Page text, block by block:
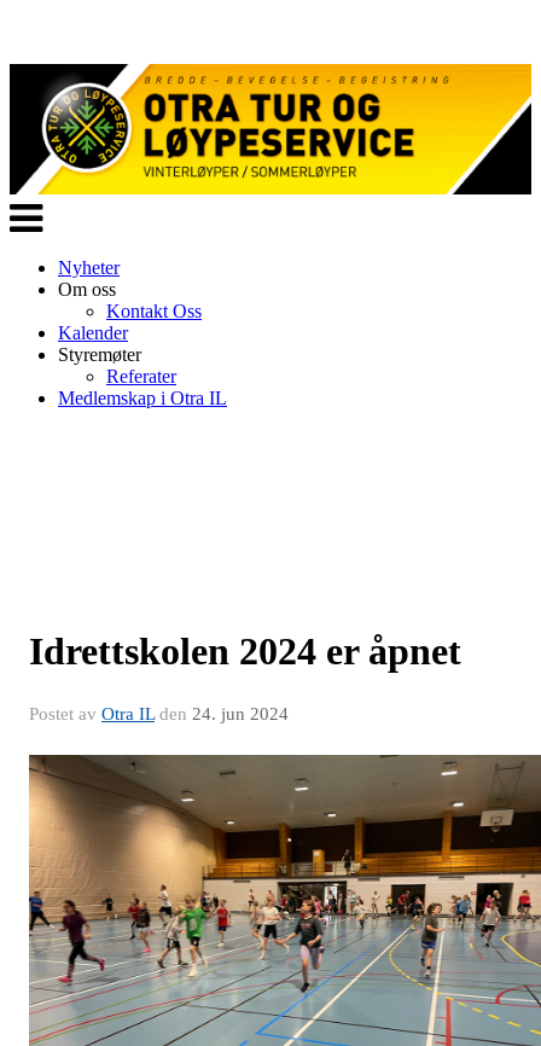
Veksle
navigasjon
Nyheter
Om oss
Kontakt Oss
Kalender
Styremøter
Referater
Medlemskap i Otra IL
Idrettskolen 2024 er åpnet
Postet av Otra ILden 24. jun 2024